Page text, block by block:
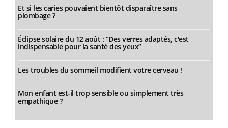
Et si les caries pouvaient bientôt disparaître sans
plombage ?
Éclipse solaire du 12 août : “Des verres adaptés, c'est
indispensable pour la santé des yeux”
Les troubles du sommeil modifient votre cerveau !
Mon enfant est-il trop sensible ou simplement très
empathique ?